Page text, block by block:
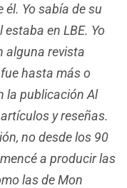
Yo sabía de su
en LBE. Yo
alguna revista
hasta más o
la publicación Al
y reseñas.
no desde los 90
a producir las
las de Mon